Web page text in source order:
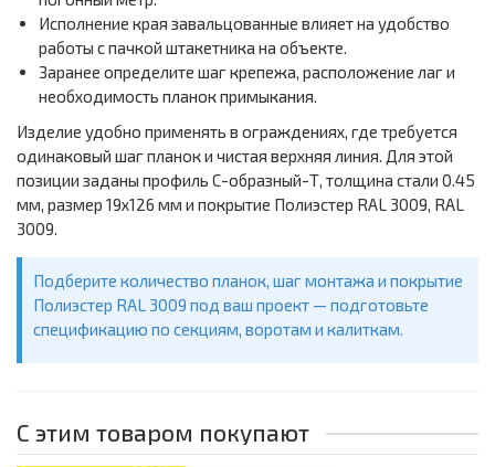
Исполнение края завальцованные влияет на удобство
работы с пачкой штакетника на объекте.
Заранее определите шаг крепежа, расположение лаг и
необходимость планок примыкания.
Изделие удобно применять в ограждениях, где требуется
одинаковый шаг планок и чистая верхняя линия. Для этой
позиции заданы профиль С-образный-Т, толщина стали 0.45
мм, размер 19х126 мм и покрытие Полиэстер RAL 3009, RAL
3009.
Подберите количество планок, шаг монтажа и покрытие
Полиэстер RAL 3009 под ваш проект — подготовьте
спецификацию по секциям, воротам и калиткам.
С этим товаром покупают